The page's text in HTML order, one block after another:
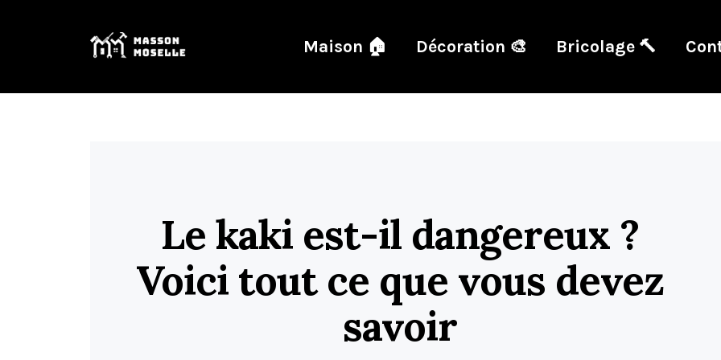
Maison 🏠 Décoration 🎨 Bricolage 🔨
Le kaki est-il dangereux ?
Voici tout ce que vous devez
savoir